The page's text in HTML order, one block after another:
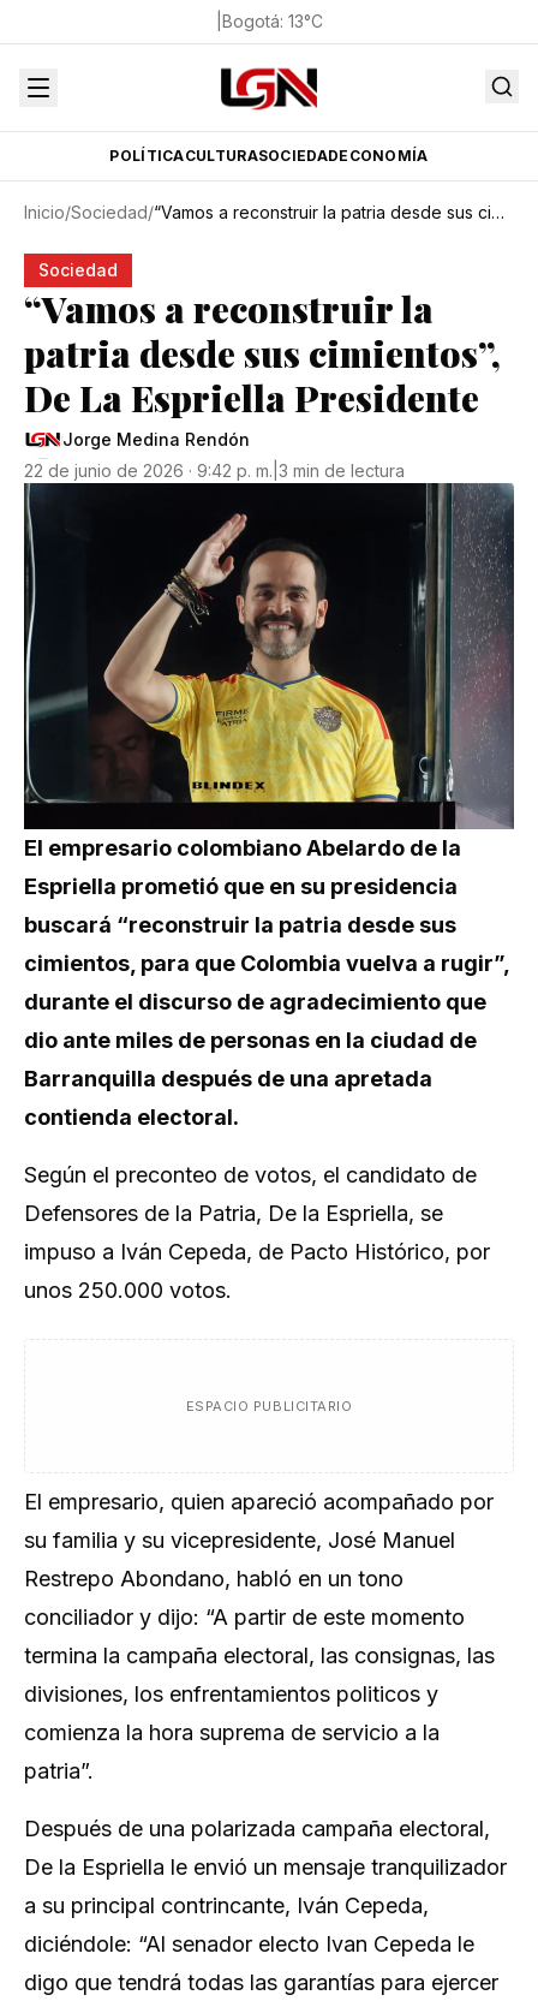
Bogotá: 13°C
POLÍTICACULTURASOCIEDADECONOMÍA
Inicio/Sociedad/ “Vamos a reconstruir la patria desde sus cimientos”, De La Espriella Presidente
Sociedad
“Vamos a reconstruir la
patria desde sus cimientos”,
De La Espriella Presidente
Jorge Medina Rendón
22 de junio de 2026 · 9:42 p. m. 3 min de lectura
El empresario colombiano Abelardo de la
Espriella prometió que en su presidencia
buscará “reconstruir la patria desde sus
cimientos, para que Colombia vuelva a rugir”,
durante el discurso de agradecimiento que
dio ante miles de personas en la ciudad de
Barranquilla después de una apretada
contienda electoral.
Según el preconteo de votos, el candidato de
Defensores de la Patria, De la Espriella, se
impuso a Iván Cepeda, de Pacto Histórico, por
unos 250.000 votos.
ESPACIO PUBLICITARIO
El empresario, quien apareció acompañado por
su familia y su vicepresidente, José Manuel
Restrepo Abondano, habló en un tono
conciliador y dijo: “A partir de este momento
termina la campaña electoral, las consignas, las
divisiones, los enfrentamientos politicos y
comienza la hora suprema de servicio a la
patria”.
Después de una polarizada campaña electoral,
De la Espriella le envió un mensaje tranquilizador
a su principal contrincante, Iván Cepeda,
diciéndole: “Al senador electo Ivan Cepeda le
digo que tendrá todas las garantías para ejercer